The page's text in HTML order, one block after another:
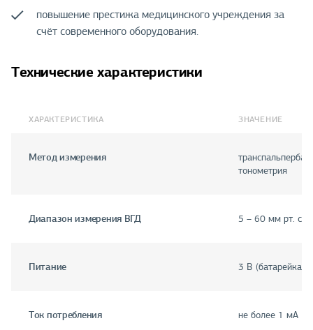
повышение престижа медицинского учреждения за
счёт современного оборудования.
Технические характеристики
ХАРАКТЕРИСТИКА ЗНАЧЕНИЕ
Метод измерения
тонометрия
Диапазон измерения ВГД 5 – 60 мм рт. ст.
Питание 3 В (батарейка
Ток потребления не более 1 мА